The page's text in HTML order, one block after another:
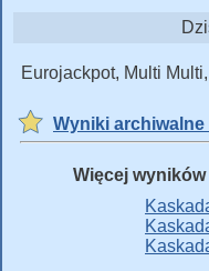
Eurojackpot, Multi
Wyniki archiwalne
Więcej